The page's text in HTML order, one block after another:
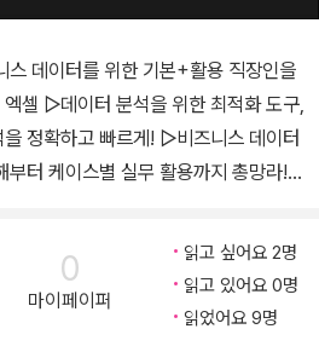
데이터를 위한 기본+활용 직장인을
화 도구,
제대로 써 먹자 ! [실무 마스터 1]
! 데이터 관리와 분석, ‘ 엑셀 ’ 만으
0
마이페이퍼
읽고 싶어요 2명
읽고 있어요 0명
읽었어요 9명